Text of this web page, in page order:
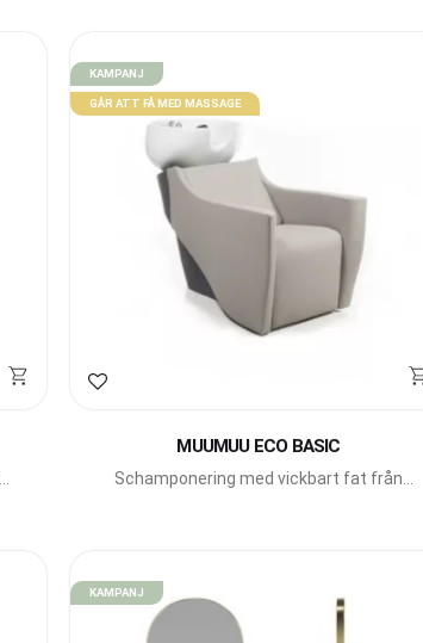
Lägg till i favoriter
MUUMUU ECO BASIC
Schamponering med vickbart fat från
KAMPANJ
GÅR ATT FÅ MED MASSAGE
KAMPANJ